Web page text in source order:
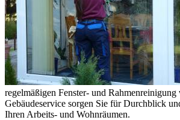
regelmäßigen Fenster- und Rahmenreinigung
Gebäudeservice sorgen Sie für Durchblick
Ihren Arbeits- und Wohnräumen.